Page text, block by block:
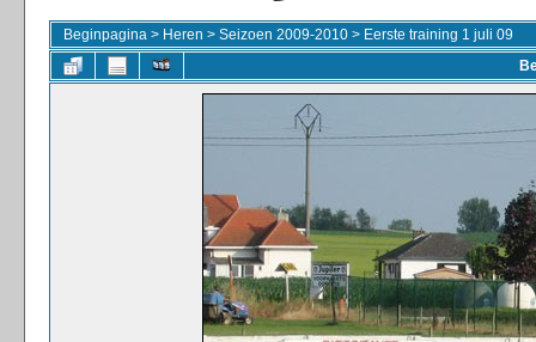
Beginpagina > Heren > Seizoen 2009-2010 > Eerste training 1 juli 09